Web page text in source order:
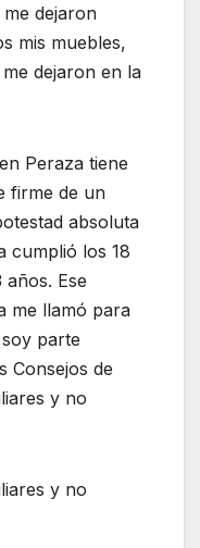
dejaron
mis muebles,
dejaron en la
Peraza tiene
firme de un
absoluta
cumplió los 18
Ese
me llamó para
parte
Consejos de
y no
y no